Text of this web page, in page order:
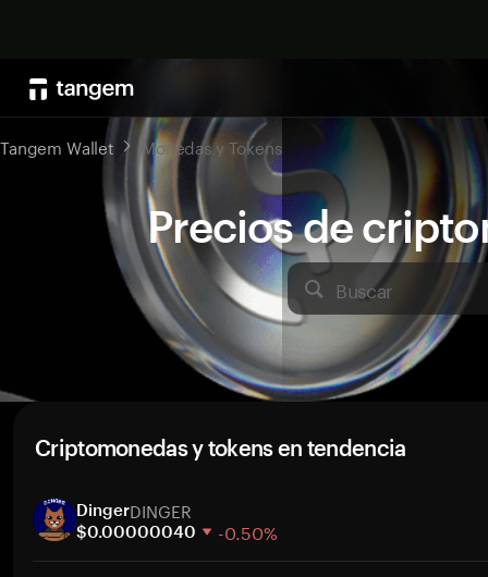
Precios de
Buscar
Tangem Wallet Monedas y Tokens
Criptomonedas y tokens en tendencia
DingerDINGER
$0.00000040 -0.50%